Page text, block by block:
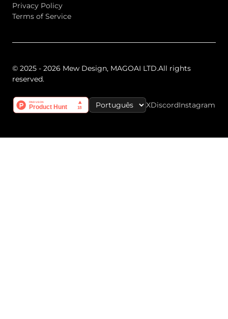
Privacy Policy
Terms of Service
© 2025 - 2026 Mew Design, MAGOAI LTD.All rights
reserved.
Select LanguageXDiscordInstagram